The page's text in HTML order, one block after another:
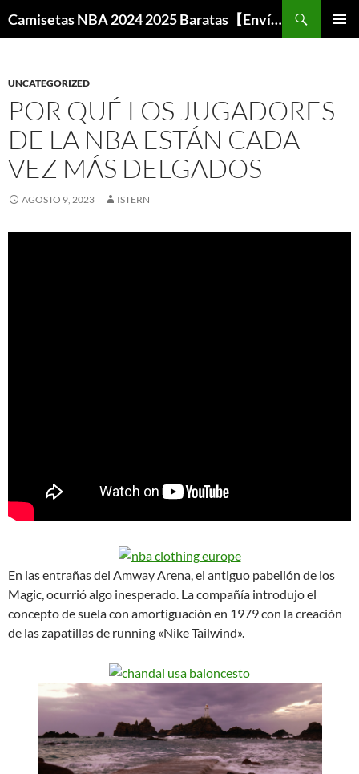
Camisetas NBA 2024 2025 Baratas【Envío Gratis】
UNCATEGORIZED
POR QUÉ LOS JUGADORES
DE LA NBA ESTÁN CADA
VEZ MÁS DELGADOS
AGOSTO 9, 2023 ISTERN
En las entrañas del Amway Arena, el antiguo pabellón de los
Magic, ocurrió algo inesperado. La compañía introdujo el
concepto de suela con amortiguación en 1979 con la creación
de las zapatillas de running «Nike Tailwind».